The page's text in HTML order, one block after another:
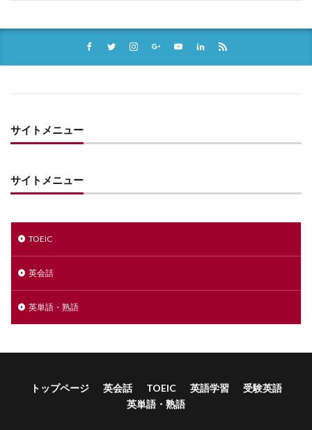
サイトメニュー
サイトメニュー
TOEIC
英会話
英単語・熟語
トップページ 英会話 TOEIC 英語学習
受験英語
英単語・熟語